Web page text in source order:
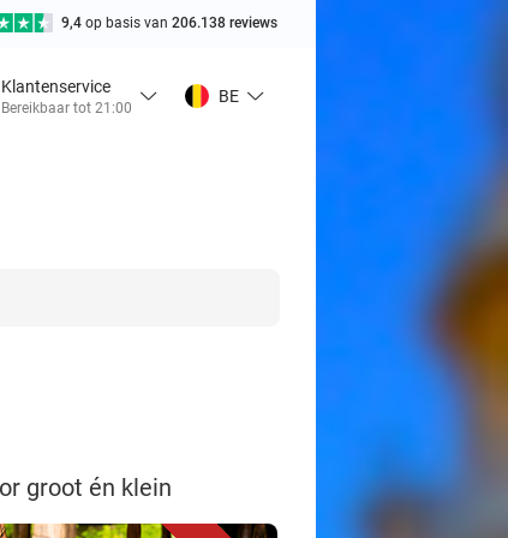
9,4 op basis van 206.138 reviews
Klantenservice
Bereikbaar tot 21:00
BE
groot én klein